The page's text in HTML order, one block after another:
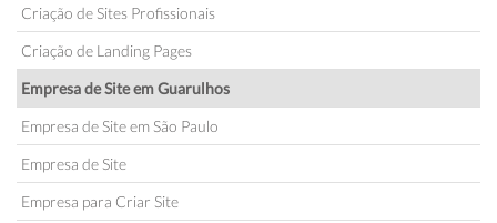
Criação de Sites Profissionais
Criação de Landing Pages
Empresa de Site em Guarulhos
Empresa de Site em São Paulo
Empresa de Site
Empresa para Criar Site